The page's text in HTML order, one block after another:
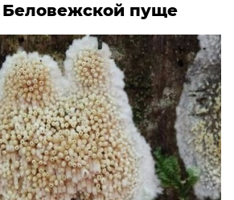
пуще